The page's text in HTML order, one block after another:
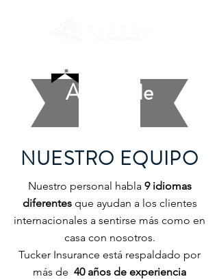
Acerca de
NUESTRO EQUIPO
Nuestro personal habla 9 idiomas
diferentes que ayudan a los clientes
internacionales a sentirse más como en
casa con nosotros.
Tucker Insurance está respaldado por
más de 40 años de experiencia